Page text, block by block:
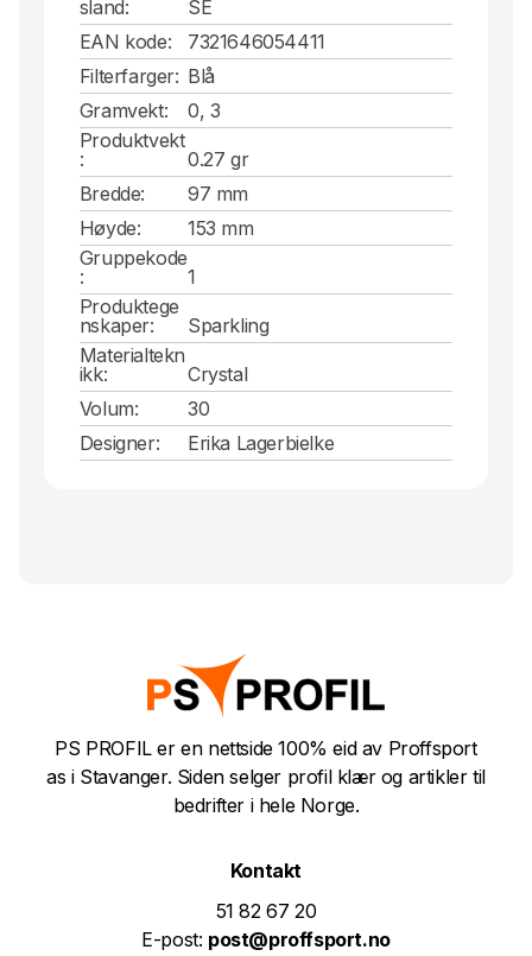
sland:
SE
EAN kode:
7321646054411
Filterfarger: Blå
Gramvekt:
0, 3
Produktvekt
:
0.27 gr
Bredde:
97 mm
Høyde:
153 mm
Gruppekode
:
1
Produktege
nskaper:
Sparkling
Materialtekn
ikk:
Crystal
Volum:
30
Designer:
Erika Lagerbielke
PS PROFIL er en nettside 100% eid av Proffsport
as i Stavanger. Siden selger profil klær og artikler til
bedrifter i hele Norge.
Kontakt
51 82 67 20
E-post: post@proffsport.no